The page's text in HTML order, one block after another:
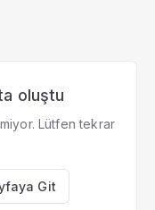
oluştu
Lütfen tekrar
Git